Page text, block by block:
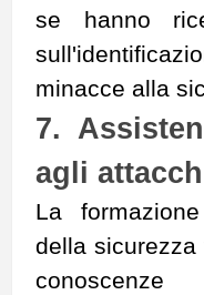
se hanno
minacce alla
7.
agli
La
della